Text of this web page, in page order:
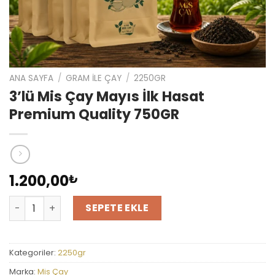
ANA SAYFA / GRAM İLE ÇAY / 2250GR
3’lü Mis Çay Mayıs İlk Hasat
Premium Quality 750GR
1.200,00₺
3'lü Mis Çay Mayıs İlk Hasat Premium Quality 750GR adet
SEPETE EKLE
Kategoriler: 2250gr
Marka: Mis Çay